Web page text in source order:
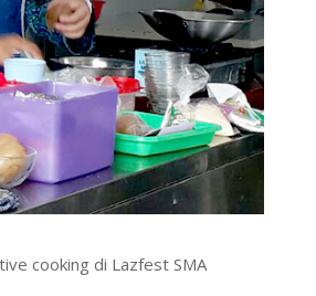
cooking di Lazfest SMA